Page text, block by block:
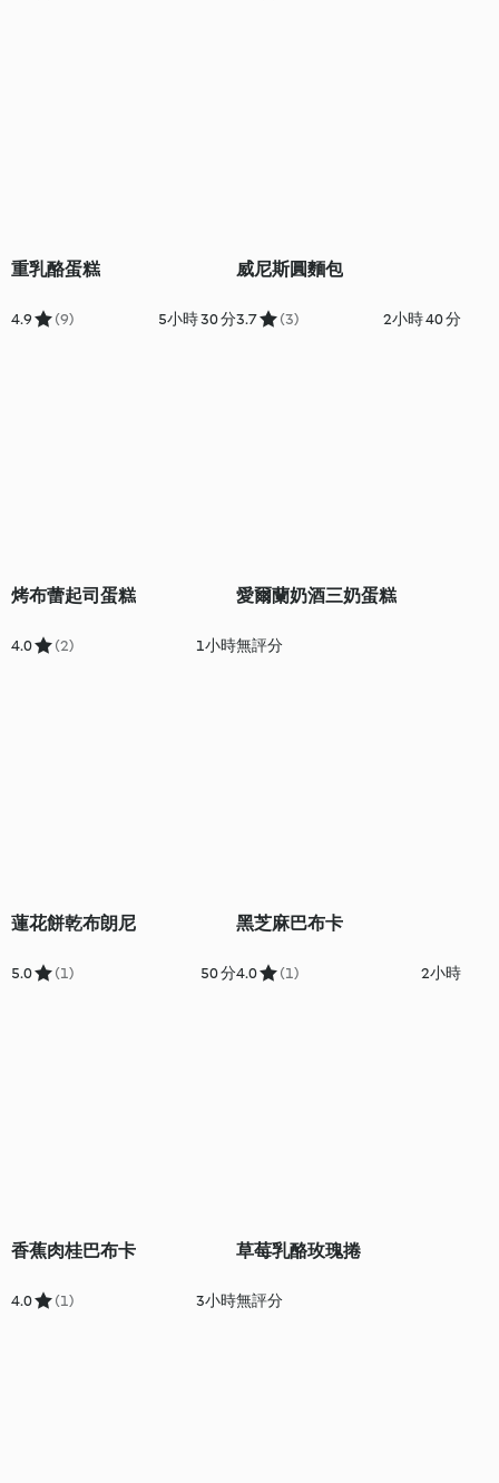
重乳酪蛋糕
4.9 (9) 5小時 30 分
威尼斯圓麵包
3.7 (3) 2小時 40 分
烤布蕾起司蛋糕
4.0 (2) 1小時
愛爾蘭奶酒三奶蛋糕
無評分
蓮花餅乾布朗尼
5.0 (1) 50 分
黑芝麻巴布卡
4.0 (1) 2小時
香蕉肉桂巴布卡
4.0 (1) 3小時
草莓乳酪玫瑰捲
無評分